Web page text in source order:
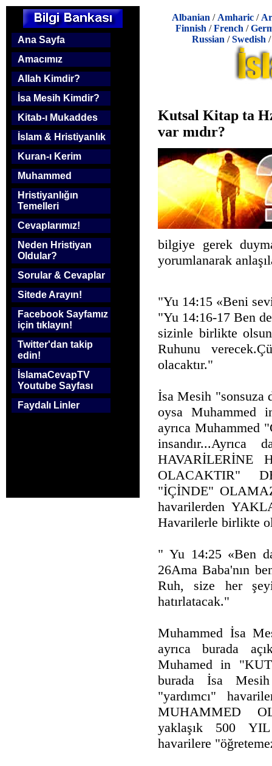
Ana Sayfa
Amacımız
Allah Kimdir?
İsa Mesih Kimdir?
Kitab-ı Mukaddes
İslam & Hristiyanlık
Kuran-ı Kerim
Muhammed
Hristiyanlığın
Temelleri
Cevaplarımız!
Neden Hristiyan
Oldular?
Sorular & Cevaplar
Sitede Arayın!
Facebook Sayfamız
için tıklayın!
Twitter'dan takip
edin!
İslamaCevapTV
Youtube Sayfası
Faydalı Linler
Albanian / Amharic/
Finnish /French /
Russian /Swedish
Kutsal Kitap ta
var mıdır?
bilgiye gerek
yorumlanarak
"Yu 14:15 «Beni
"Yu 14:16-17 Ben
sizinle birlikte
Ruhunu
olacaktır."
İsa Mesih "sonsuza
oysa Muhammed
ayrıca
HAVARİLERİNE
OLACAKTIR"
"İÇİNDE"
havarilerden
Havarilerle birlikte
" Yu 14:25 «Ben
26Ama Baba'nın
Ruh, size her
hatırlatacak."
Muhammed İsa
ayrıca burada
Muhamed in
burada İsa
"yardımcı"
MUHAMMED
yaklaşık 500 YIL
havarilere